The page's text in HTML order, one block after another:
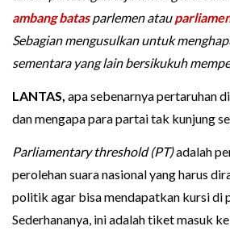
ambang batasparlemen atau
Sebagian mengusulkan untuk
sementara yang lain bersikukuh
LANTAS, apa sebenarnya pertaruhan
dan mengapa para partai tak kunjung
Parliamentary threshold (PT)adalah
perolehan suara nasional yang harus
politik agar bisa mendapatkan kursi di
Sederhananya, ini adalah tiket masuk ke